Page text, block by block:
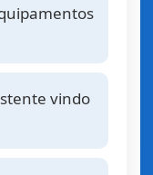
vindo